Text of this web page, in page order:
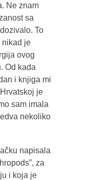
Ne znam
sa
To
nikad je
ovog
Od kada
i knjiga mi
je
sam imala
nekoliko
napisala
za
i koja je